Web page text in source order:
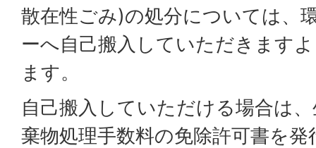
散在性ごみ)の処分については、
ーへ自己搬入していただきます
ます。
自己搬入していただける場合は
棄物処理手数料の免除許可書を